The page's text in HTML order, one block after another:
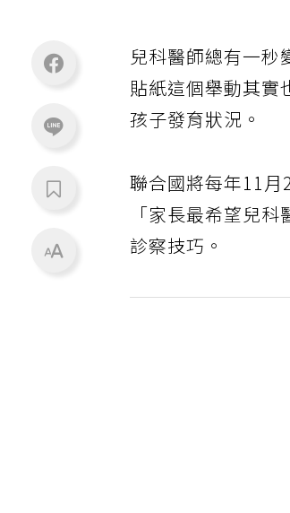
兒科醫師總有一秒
貼紙這個舉動其實
孩子發育狀況。
聯合國將每年11
「家長最希望兒
診察技巧。